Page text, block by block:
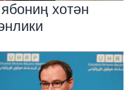
хотән